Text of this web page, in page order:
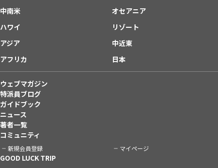
中南米
オセアニア
ハワイ
リゾート
アジア
中近東
アフリカ
日本
ウェブマガジン
特派員ブログ
ガイドブック
ニュース
著者一覧
コミュニティ
新規会員登録 マイページ
GOOD LUCK TRIP